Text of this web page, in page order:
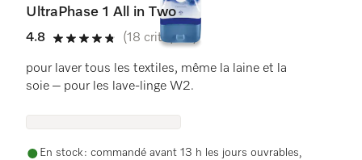
UltraPhase 1 All in Two
4.8
4.8 étoiles sur 5
(18 critiques)
pour laver tous les textiles, même la laine et la
soie – pour les lave-linge W2.
En stock : commandé avant 13 h les jours ouvrables,